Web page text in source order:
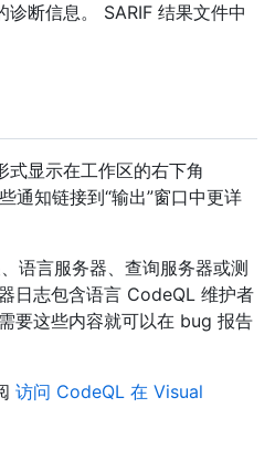
诊断信息。 SARIF 结果文件中
式显示在工作区的右下角
知链接到“输出”窗口中更详
语言服务器、查询服务器或测
日志包含语言 CodeQL 维护者
要这些内容就可以在 bug 报告
访问 CodeQL 在 Visual